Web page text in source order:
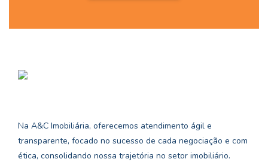
Na A&C Imobiliária, oferecemos atendimento ágil e
transparente, focado no sucesso de cada negociação e com
ética, consolidando nossa trajetória no setor imobiliário.